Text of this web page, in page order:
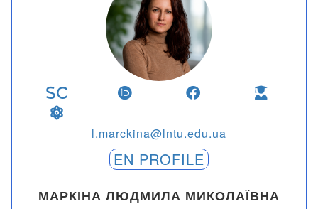
МАРКІНА ЛЮДМИЛА МИКОЛАЇВНА
l.marckina@lntu.edu.ua
EN PROFILE